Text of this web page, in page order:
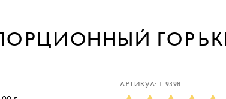
АРТИКУЛ: 1.9398